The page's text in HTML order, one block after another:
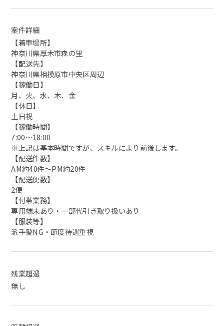
案件詳細
【着車場所】
神奈川県厚木市森の里
【配送先】
神奈川県相模原市中央区周辺
【稼働日】
月、火、水、木、金
【休日】
土日祝
【稼働時間】
7:00～18:00
※上記は基本時間ですが、スキルにより前後します。
【配送件数】
AM約40件～PM約20件
【配送便数】
2便
【付帯業務】
専用端末あり・一部代引き取り扱いあり
【服装等】
派手髪NG・節度待遇重視
残業超過
無し